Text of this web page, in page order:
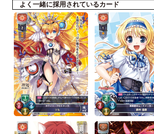
よく一緒に採用されているカード